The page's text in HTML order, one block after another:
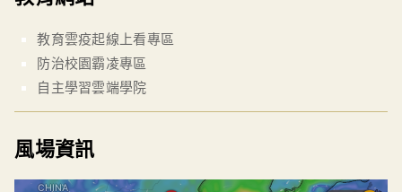
教育雲疫起線上看專區
防治校園霸凌專區
自主學習雲端學院
風場資訊